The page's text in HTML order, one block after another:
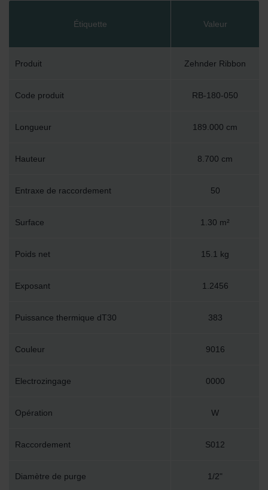
Étiquette Valeur
Produit Zehnder Ribbon
Code produit RB-180-050
Longueur 189.000 cm
Hauteur 8.700 cm
Entraxe de raccordement 50
Surface 1.30 m²
Poids net 15.1 kg
Exposant 1.2456
Puissance thermique dT30 383
Couleur 9016
Electrozingage 0000
Opération W
Raccordement S012
Diamètre de purge 1/2"